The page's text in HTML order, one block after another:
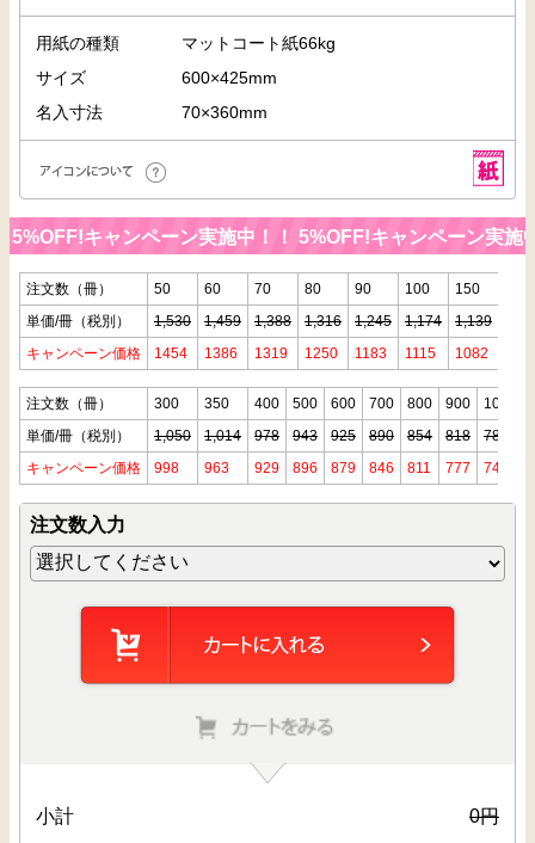
用紙の種類
マットコート紙66kg
サイズ
600×425mm
名入寸法
70×360mm
キャンペーン実施中！！5%OFF!キャンペーン実施
注文数（冊） 50 60 70 80 90 100 150
単価/冊（税別）
1,530 1,459 1,388 1,316 1,245 1,174 1,139
キャンペーン価格
1454 1386 1319 1250 1183 1115 1082
注文数（冊） 300 350 400 500 600 700 800 900
1000
単価/冊（税別）
1,050 1,014 978 943 925 890 854 818
783
キャンペーン価格
998 963 929 896 879 846 811 777 744
注文数入力
小計 0円